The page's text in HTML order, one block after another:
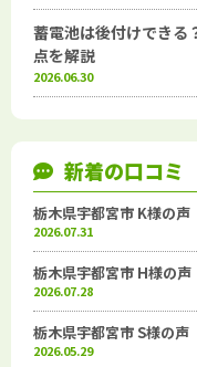
蓄電池は後付けできる
点を解説
2026.06.30
新着の口コミ
栃木県宇都宮市 K様の声
2026.07.31
栃木県宇都宮市 H様の声
2026.07.28
栃木県宇都宮市 S様の声
2026.05.29